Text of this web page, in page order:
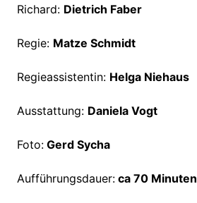
Richard: Dietrich Faber
Regie: Matze Schmidt
Regieassistentin: Helga Niehaus
Ausstattung: Daniela Vogt
Foto:Gerd Sycha
Aufführungsdauer:ca 70 Minuten